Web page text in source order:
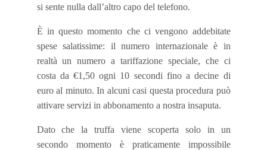
si sente nulla dall’altro capo del telefono.
È in questo momento che ci vengono addebitate
spese salatissime: il numero internazionale è in
realtà un numero a tariffazione speciale, che ci
costa da €1,50 ogni 10 secondi fino a decine di
euro al minuto. In alcuni casi questa procedura può
attivare servizi in abbonamento a nostra insaputa.
Dato che la truffa viene scoperta solo in un
secondo momento è praticamente impossibile